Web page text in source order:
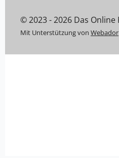
© 2023 - 2026 Das
Mit Unterstützung von Webador